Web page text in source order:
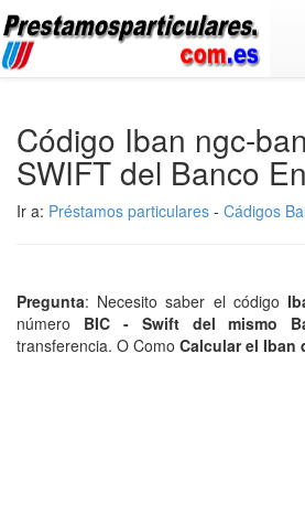
Código Iban ngc-
SWIFT del Banco
Ir a: Préstamos particulares - Cádigos
Pregunta: Necesito saber el código
número BIC - Swift del mismo
transferencia. O Como Calcular el Iban